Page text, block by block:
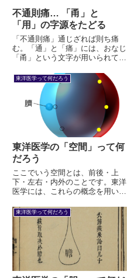
不通則痛… 「甬」と
「用」の字源をたどる
「不通則痛」通じざれば則ち痛
む。「通」と「痛」には、おなじ
「甬」という文字が用いられてい
い意味が込められています。奥深
い中国文明を探求してみましょ
う。東洋医学の基本的な考え方は
ここから生まれたのです。
東洋医学って何だろう
東洋医学の「空間」って何
だろう
ここでいう空間とは、前後・上
下・左右・内外のことです。東洋
医学には、これらの概念を用いた
す。近年生まれたばかりの概念
で、藤本連風という日本人が提唱
したものです。まだ東洋医学の中
で定説とはなっていませんが、い
ずれ...
東洋医学って何だろう